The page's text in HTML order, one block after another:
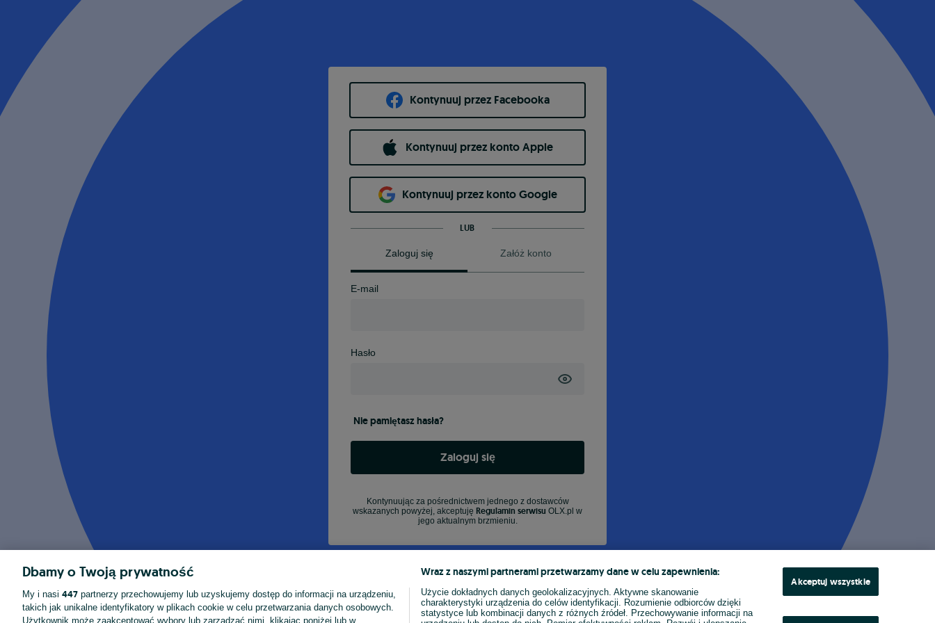
Kontynuuj przez Facebooka
Kontynuuj przez konto Apple
Kontynuuj przez konto Google
LUB
Zaloguj się Załóż konto
E-mail
Hasło
Nie pamiętasz hasła?
Zaloguj się
Kontynuując za pośrednictwem jednego z dostawców
wskazanych powyżej, akceptuję Regulamin serwisu OLX.pl w
jego aktualnym brzmieniu.
Dbamy o Twoją prywatność
My i nasi 447 partnerzy przechowujemy lub uzyskujemy dostęp do informacji na urządzeniu,
takich jak unikalne identyfikatory w plikach cookie w celu przetwarzania danych osobowych.
Użytkownik może zaakceptować wybory lub zarządzać nimi, klikając poniżej lub w
Wraz z naszymi partnerami przetwarzamy dane w celu zapewnienia:
Użycie dokładnych danych geolokalizacyjnych. Aktywne skanowanie
charakterystyki urządzenia do celów identyfikacji. Rozumienie odbiorców dzięki
statystyce lub kombinacji danych z różnych źródeł. Przechowywanie informacji na
Akceptuj wszystkie